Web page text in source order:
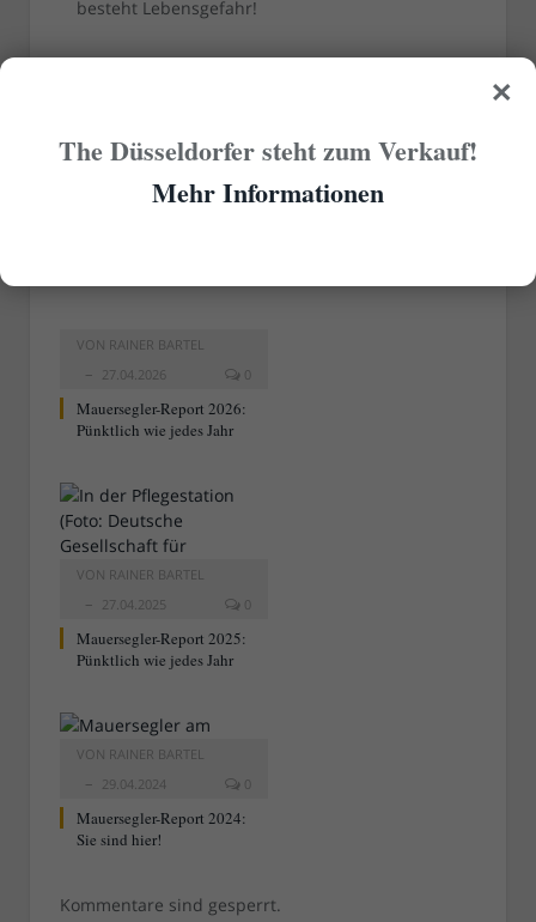
besteht Lebensgefahr!
VON RAINER BARTEL
27.04.2026
0
Mauersegler-Report 2026:
Pünktlich wie jedes Jahr
VON RAINER BARTEL
27.04.2025
0
Mauersegler-Report 2025:
Pünktlich wie jedes Jahr
VON RAINER BARTEL
29.04.2024
0
Mauersegler-Report 2024:
Sie sind hier!
Kommentare sind gesperrt.
×
The Düsseldorfer steht zum Verkauf!
Mehr Informationen